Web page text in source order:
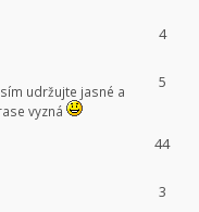
4
udržujte jasné a
vyzná
5
44
3